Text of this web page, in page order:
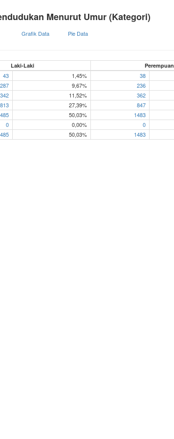
Menurut Umur (Kategori)
Grafik Data Pie Data
Laki-Laki Perempuan
43 1,45% 38
287 9,67% 236
342 11,52% 362
813 27,39% 847
50,03% 1483
0 0,00% 0
50,03% 1483